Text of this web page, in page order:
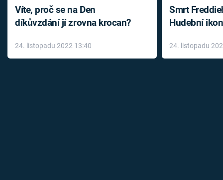
Víte, proč se na Den
díkůvzdání jí zrovna krocan?
24. listopadu 2022 13:40
Smrt
Hudební
léky
24. listopadu